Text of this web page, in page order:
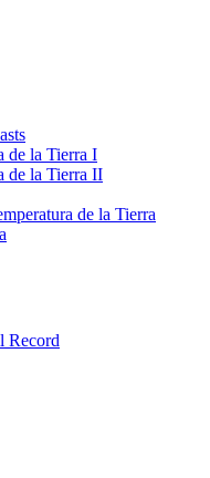
de la Tierra I
de la Tierra II
de la Tierra
Record